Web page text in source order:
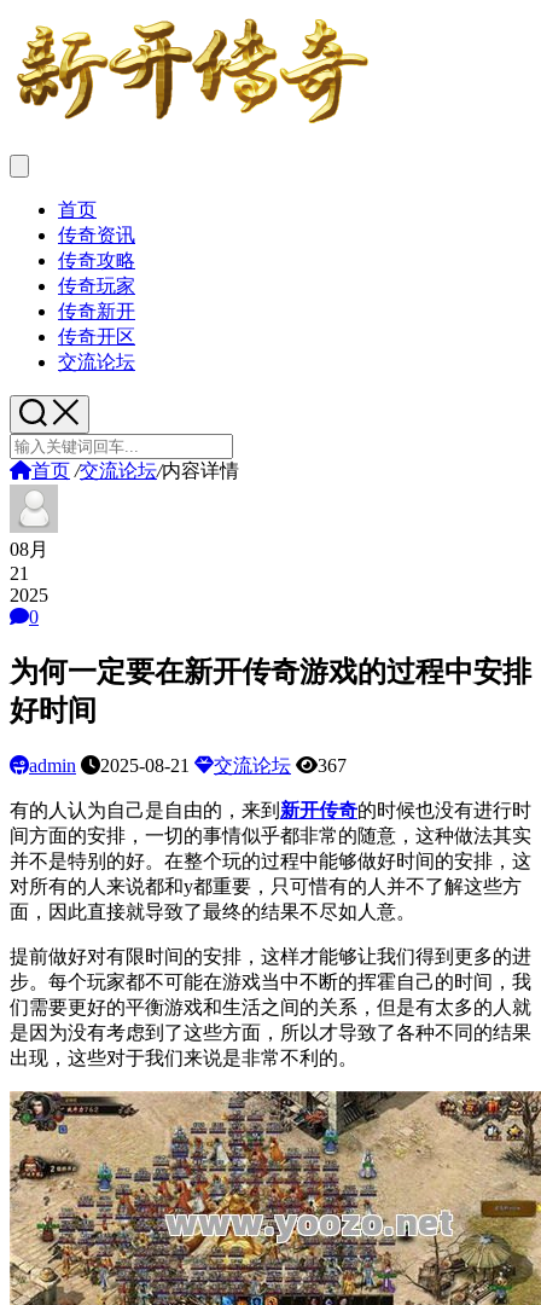
首页
传奇资讯
传奇攻略
传奇玩家
传奇新开
传奇开区
交流论坛
首页 /交流论坛/内容详情
08月
21
2025
0
为何一定要在新开传奇游戏的过程中安排
好时间
admin 2025-08-21 交流论坛 367
有的人认为自己是自由的，来到 新开传奇的时候也没有进行时
间方面的安排，一切的事情似乎都非常的随意，这种做法其实
并不是特别的好。在整个玩的过程中能够做好时间的安排，这
对所有的人来说都和y都重要，只可惜有的人并不了解这些方
面，因此直接就导致了最终的结果不尽如人意。
提前做好对有限时间的安排，这样才能够让我们得到更多的进
步。每个玩家都不可能在游戏当中不断的挥霍自己的时间，我
们需要更好的平衡游戏和生活之间的关系，但是有太多的人就
是因为没有考虑到了这些方面，所以才导致了各种不同的结果
出现，这些对于我们来说是非常不利的。